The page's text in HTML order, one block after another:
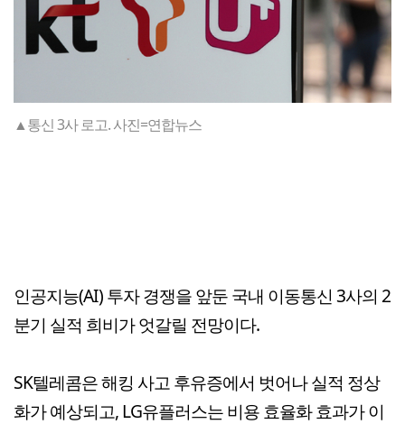
▲통신 3사 로고. 사진=연합뉴스
인공지능(AI) 투자 경쟁을 앞둔 국내 이동통신 3사의 2
분기 실적 희비가 엇갈릴 전망이다.
SK텔레콤은 해킹 사고 후유증에서 벗어나 실적 정상
화가 예상되고, LG유플러스는 비용 효율화 효과가 이